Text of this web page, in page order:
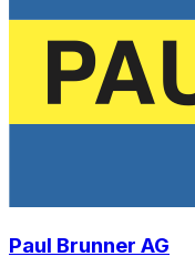
Paul Brunner AG